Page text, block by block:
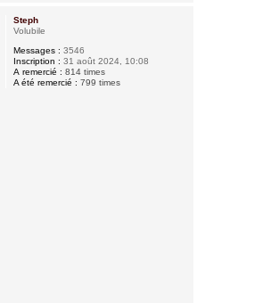
Steph
Volubile
Messages : 3546
Inscription : 31 août 2024, 10:08
A remercié : 814 times
A été remercié : 799 times